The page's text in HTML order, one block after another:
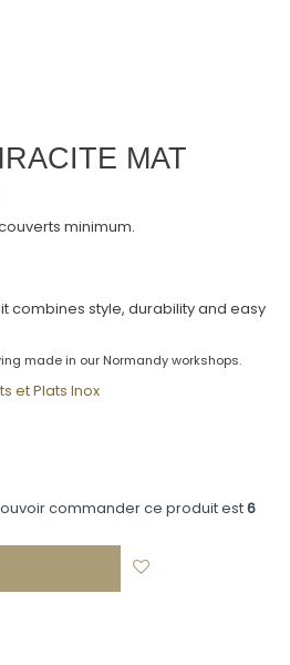
MAT
minimum.
combines style, durability and easy
made in our Normandy workshops.
et Plats Inox
commander ce produit est6